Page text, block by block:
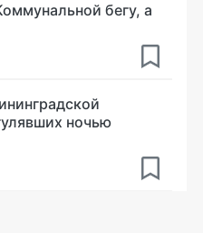
бегу, а
ночью